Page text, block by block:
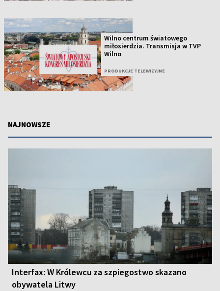
Wilno centrum światowego
miłosierdzia. Transmisja w TVP
Wilno
PRODUKCJE TELEWIZYJNE
NAJNOWSZE
Interfax: W Królewcu za szpiegostwo skazano
obywatela Litwy